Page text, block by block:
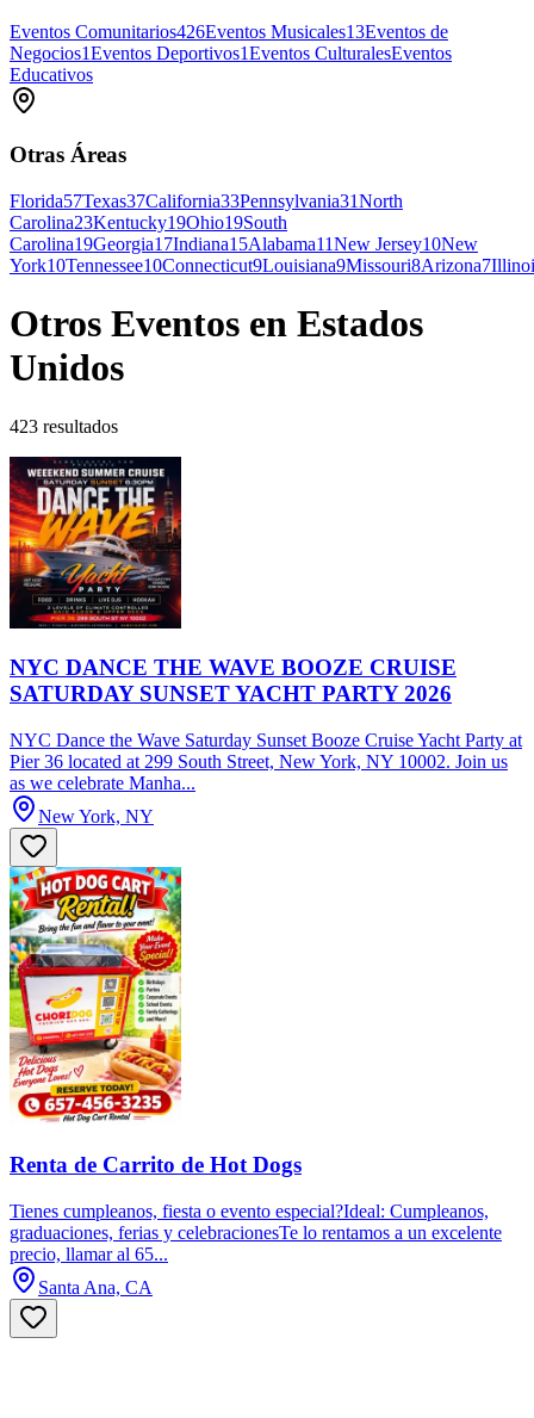
Eventos Comunitarios426Eventos Musicales13Eventos de
Negocios1Eventos Deportivos1Eventos CulturalesEventos
Educativos
Otras Áreas
Florida57Texas37California33Pennsylvania31North
Carolina23Kentucky19Ohio19South
Carolina19Georgia17Indiana15Alabama11New Jersey10New
York10Tennessee10Connecticut9Louisiana9Missouri8Arizona7
Otros Eventos en Estados
Unidos
423 resultados
NYC DANCE THE WAVE BOOZE CRUISE
SATURDAY SUNSET YACHT PARTY 2026
NYC Dance the Wave Saturday Sunset Booze Cruise Yacht Party at
Pier 36 located at 299 South Street, New York, NY 10002. Join us
as we celebrate Manha...
New York, NY
Renta de Carrito de Hot Dogs
Tienes cumpleanos, fiesta o evento especial?Ideal: Cumpleanos,
graduaciones, ferias y celebracionesTe lo rentamos a un excelente
precio, llamar al 65...
Santa Ana, CA